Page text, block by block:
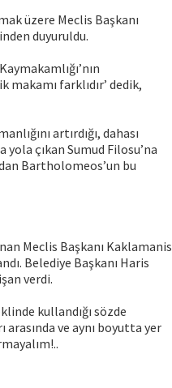
üzere Meclis Başkanı
duyuruldu.
farklıdır’ dedik,
artırdığı, dahası
yola çıkan Sumud Filosu’na
Bartholomeos’un bu
Meclis Başkanı Kaklamanis
Belediye Başkanı Haris
verdi.
kullandığı sözde
arasında ve aynı boyutta yer